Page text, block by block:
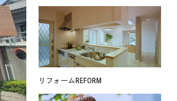
リフォーム REFORM